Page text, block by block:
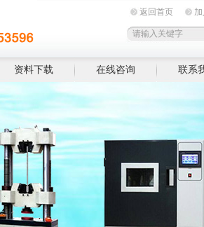
返回首页
资料下载 在线咨询 联系